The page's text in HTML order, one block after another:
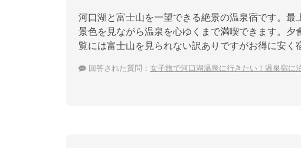
河口湖と富士山を一望できる絶景の温泉宿です。
景色を見ながら温泉を心ゆくまで満喫できます。
覧には富士山を見られない訳ありですがお得に安く
回答された質問： 女子旅で河口湖温泉に行きたい！温泉宿に